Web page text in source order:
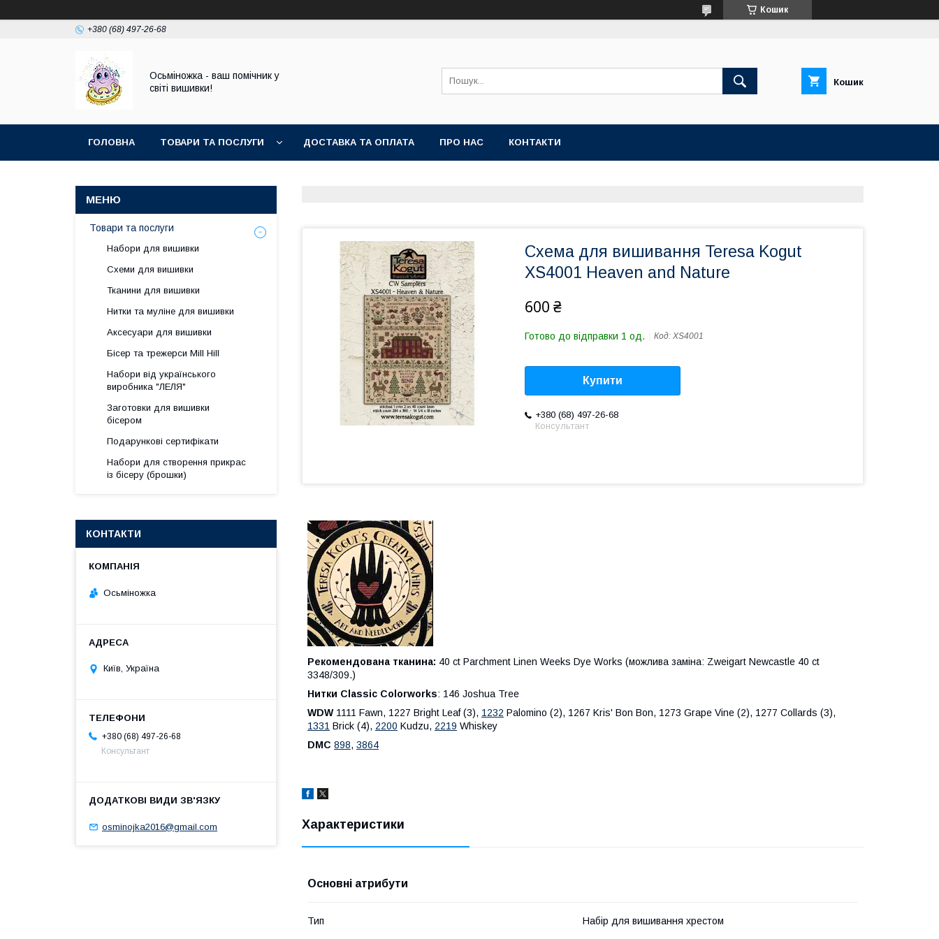
Кошик
+380 (68) 497-26-68
Осьміножка - ваш помічник у
світі вишивки!
Кошик
ГОЛОВНА ТОВАРИ ТА ПОСЛУГИ ДОСТАВКА ТА ОПЛАТА ПРО НАС КОНТАКТИ
Схема для вишивання Teresa Kogut
XS4001 Heaven and Nature
600 ₴
Готово до відправки 1 од. Код: XS4001
Купити
+380 (68) 497-26-68
Консультант
Рекомендована тканина: 40 ct Parchment Linen Weeks Dye Works (можлива заміна: Zweigart Newcastle 40 ct
3348/309.)
Нитки Classic Colorworks: 146 Joshua Tree
WDW 1111 Fawn, 1227 Bright Leaf (3), 1232 Palomino (2), 1267 Kris' Bon Bon, 1273 Grape Vine (2), 1277 Collards (3),
1331 Brick (4), 2200 Kudzu, 2219 Whiskey
DMC 898, 3864
Характеристики
Основні атрибути
Тип Набір для вишивання хрестом
Товари та послуги
Набори для вишивки
Схеми для вишивки
Тканини для вишивки
Нитки та муліне для вишивки
Аксесуари для вишивки
Бісер та трежерси Mill Hill
Набори від українського
виробника "ЛЕЛЯ"
Заготовки для вишивки
бісером
Подарункові сертифікати
Набори для створення прикрас
із бісеру (брошки)
КОНТАКТИ
Осьміножка
Київ, Україна
+380 (68) 497-26-68
Консультант
osminojka2016@gmail.com